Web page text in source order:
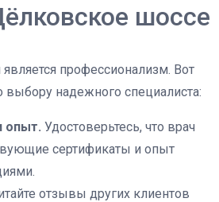
шоссе
профессионализм. Вот
выбору надежного специалиста:
опыт. Удостоверьтесь, что врач
сертификаты и опыт
отзывы других клиентов